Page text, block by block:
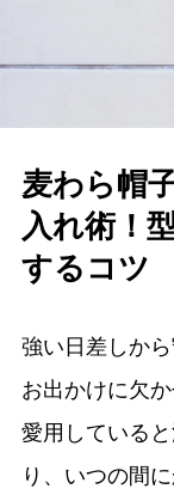
麦わら帽
入れ術！
するコツ
強い日差しか
お出かけに欠
愛用している
り、いつの間